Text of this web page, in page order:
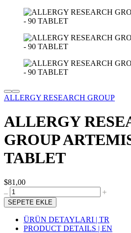
ALLERGY RESEARCH GROUP
ALLERGY
GROUP
TABLET
$81,00
SEPETE EKLE
ÜRÜN DETAYLARI | TR
PRODUCT DETAILS | EN